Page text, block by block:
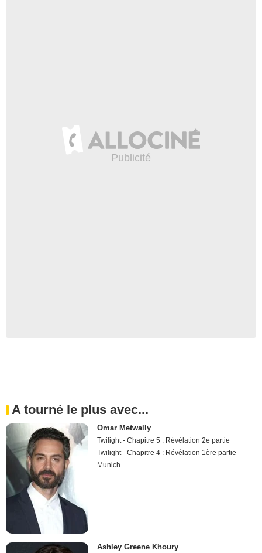
A tourné le plus avec...
Omar Metwally
Twilight - Chapitre 5 : Révélation 2e partie
Twilight - Chapitre 4 : Révélation 1ère partie
Munich
Ashley Greene Khoury